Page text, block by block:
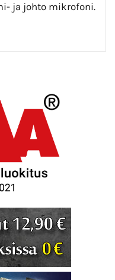
ja johto mikrofoni.